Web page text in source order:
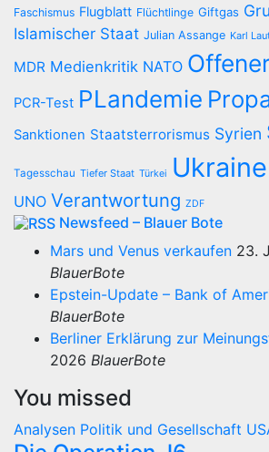
Faschismus Flugblatt Flüchtlinge Giftgas
Islamischer Staat Julian Assange Karl
MDR Medienkritik NATO
PCR-Test PLandemie
Sanktionen Staatsterrorismus Syrien
Tagesschau Tiefer Staat Türkei
UNO Verantwortung ZDF
Newsfeed – Blauer Bote
Mars und Venus verkaufen 23.
BlauerBote
Epstein-Update – Bank of
BlauerBote
Berliner Erklärung zur
2026 BlauerBote
You missed
Analysen Politik und Gesellschaft